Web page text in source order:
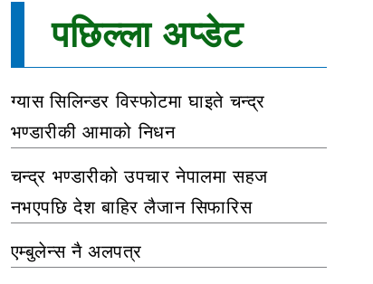
पछिल्ला अप्डेट
ग्यास सिलिन्डर विस्फोटमा घाइते चन्द्र
भण्डारीकी आमाको निधन
चन्द्र भण्डारीको उपचार नेपालमा सहज
नभएपछि देश बाहिर लैजान सिफारिस
एम्बुलेन्स नै अलपत्र